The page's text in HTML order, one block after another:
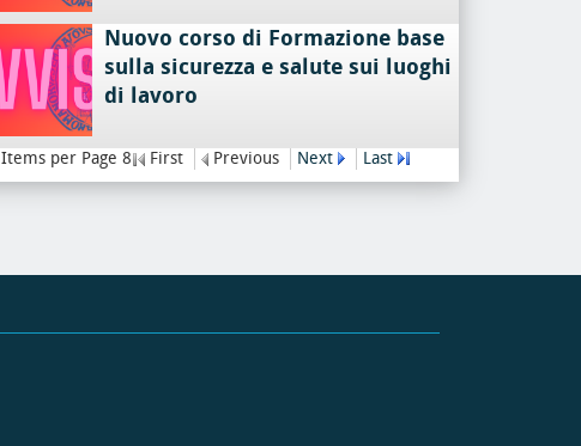
Nuovo corso di Formazione base
sulla sicurezza e salute sui luoghi
di lavoro
Items per Page 8 First Previous Next Last